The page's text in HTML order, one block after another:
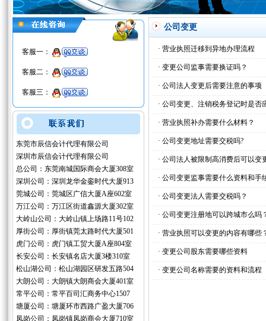
客服一：
客服二：
客服三：
东莞市辰信会计代理有限公司
深圳市辰信会计代理有限公司
总公司：东莞南城国际商会大厦308室
深圳公司：深圳龙华金銮时代大厦913
莞城公司：莞城区广信大厦A座602室
万江公司：万江区街道鑫源大厦302室
大岭山公司：大岭山镇上场路11号102
厚街公司：厚街镇莞太路时代大厦501
虎门公司：虎门镇工贸大厦A座804室
长安公司：长安镇名店大厦3楼310室
松山湖公司：松山湖园区研发五路504
大朗公司：大朗镇大朗商会大厦401室
常平公司：常平百司汇商务中心1507
塘厦公司：塘厦环市西路广盈大厦706
凤岗公司：凤岗镇凤岗商会大厦710室
公司变更
· 营业执照迁移到异地办理流程
· 变更公司监事需要换证吗？
· 公司法人变更后需要注意的事项
· 公司变更、注销税务登记时是否
· 营业执照补办需要什么材料？
· 公司变更地址需要交税吗?
· 公司法人被限制高消费后可以变
· 公司变更监事需要什么资料和手
· 公司变更法人需要交税吗？
· 公司变更注册地可以跨城市么吗
· 营业执照可以变更的内容有哪些
· 变更公司股东需要哪些资料
· 变更公司名称需要的资料和流程